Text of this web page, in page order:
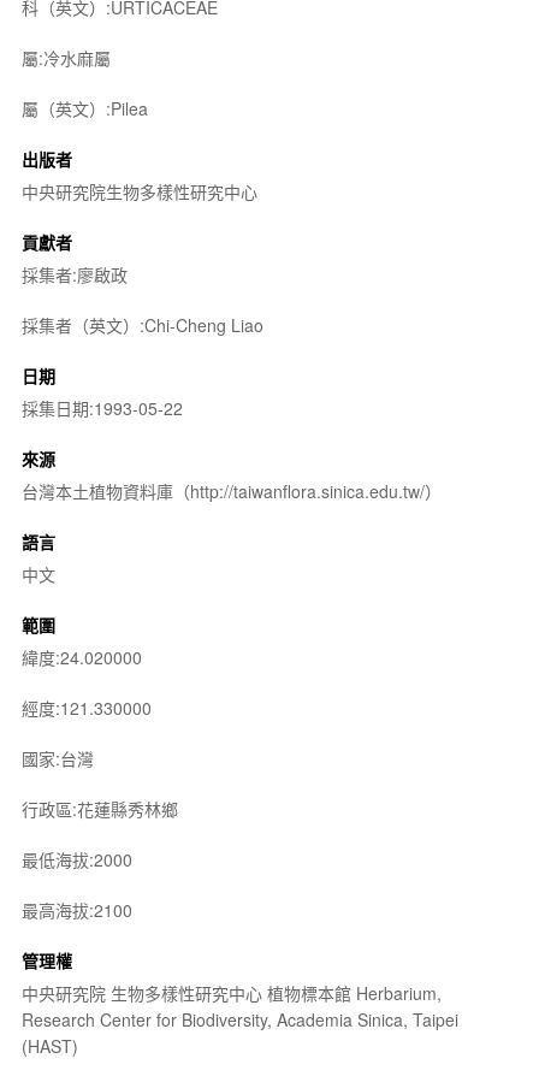
科（英文）:URTICACEAE
屬:冷水麻屬
屬（英文）:Pilea
出版者
中央研究院生物多樣性研究中心
貢獻者
採集者:廖啟政
採集者（英文）:Chi-Cheng Liao
日期
採集日期:1993-05-22
來源
台灣本土植物資料庫（http://taiwanflora.sinica.edu.tw/）
語言
中文
範圍
緯度:24.020000
經度:121.330000
國家:台灣
行政區:花蓮縣秀林鄉
最低海拔:2000
最高海拔:2100
管理權
中央研究院 生物多樣性研究中心 植物標本館 Herbarium,
Research Center for Biodiversity, Academia Sinica, Taipei
(HAST)